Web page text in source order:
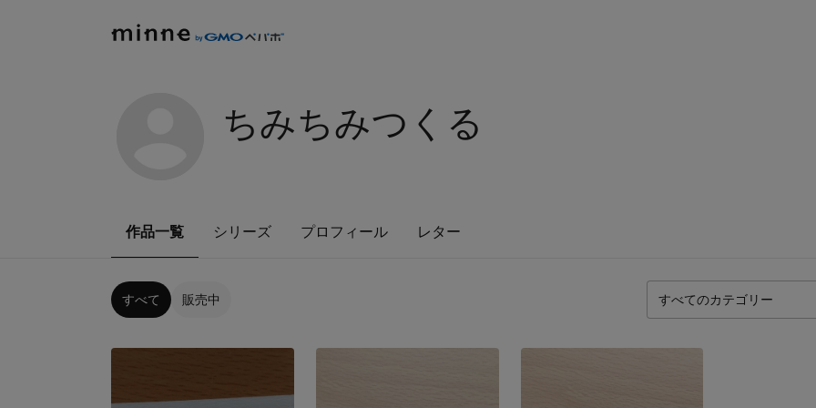
ちみちみつくる
作品一覧 シリーズ プロフィール レター
すべて 販売中